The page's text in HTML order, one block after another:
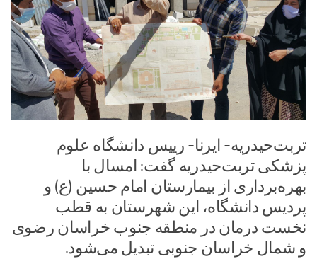
تربت‌حیدریه- ایرنا- رییس دانشگاه علوم
پزشکی تربت‌حیدریه گفت: امسال با
بهره‌برداری از بیمارستان امام حسین (ع) و
پردیس دانشگاه، این شهرستان به قطب
نخست درمان در منطقه جنوب خراسان‌ رضوی
و شمال خراسان‌ جنوبی تبدیل می‌شود.